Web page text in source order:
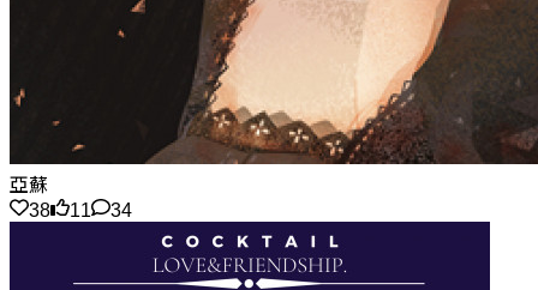
亞蘇
38
11 34